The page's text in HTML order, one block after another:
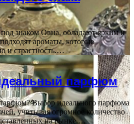
знаком Овна, обладают ярким и
ароматы, которые
и страстность.…
парфюм
Выбор идеального парфюма
учитывая огромное количество
на рынке.…